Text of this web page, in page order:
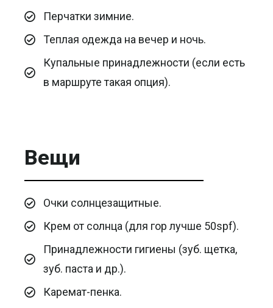
Перчатки зимние.
Теплая одежда на вечер и ночь.
Купальные принадлежности (если есть
в маршруте такая опция).
Вещи
Очки солнцезащитные.
Крем от солнца (для гор лучше 50spf).
Принадлежности гигиены (зуб. щетка,
зуб. паста и др.).
Каремат-пенка.